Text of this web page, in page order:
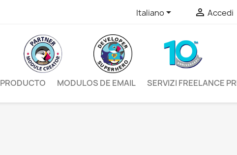
Italiano  Accedi
PRODUCTO MODULOS DE EMAIL SERVIZI FREELANCE